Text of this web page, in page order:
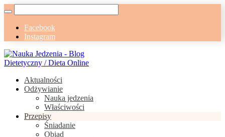
Facebook
Instagram
Aktualności
Odżywianie
Nauka jedzenia
Właściwości
Przepisy
Śniadanie
Obiad